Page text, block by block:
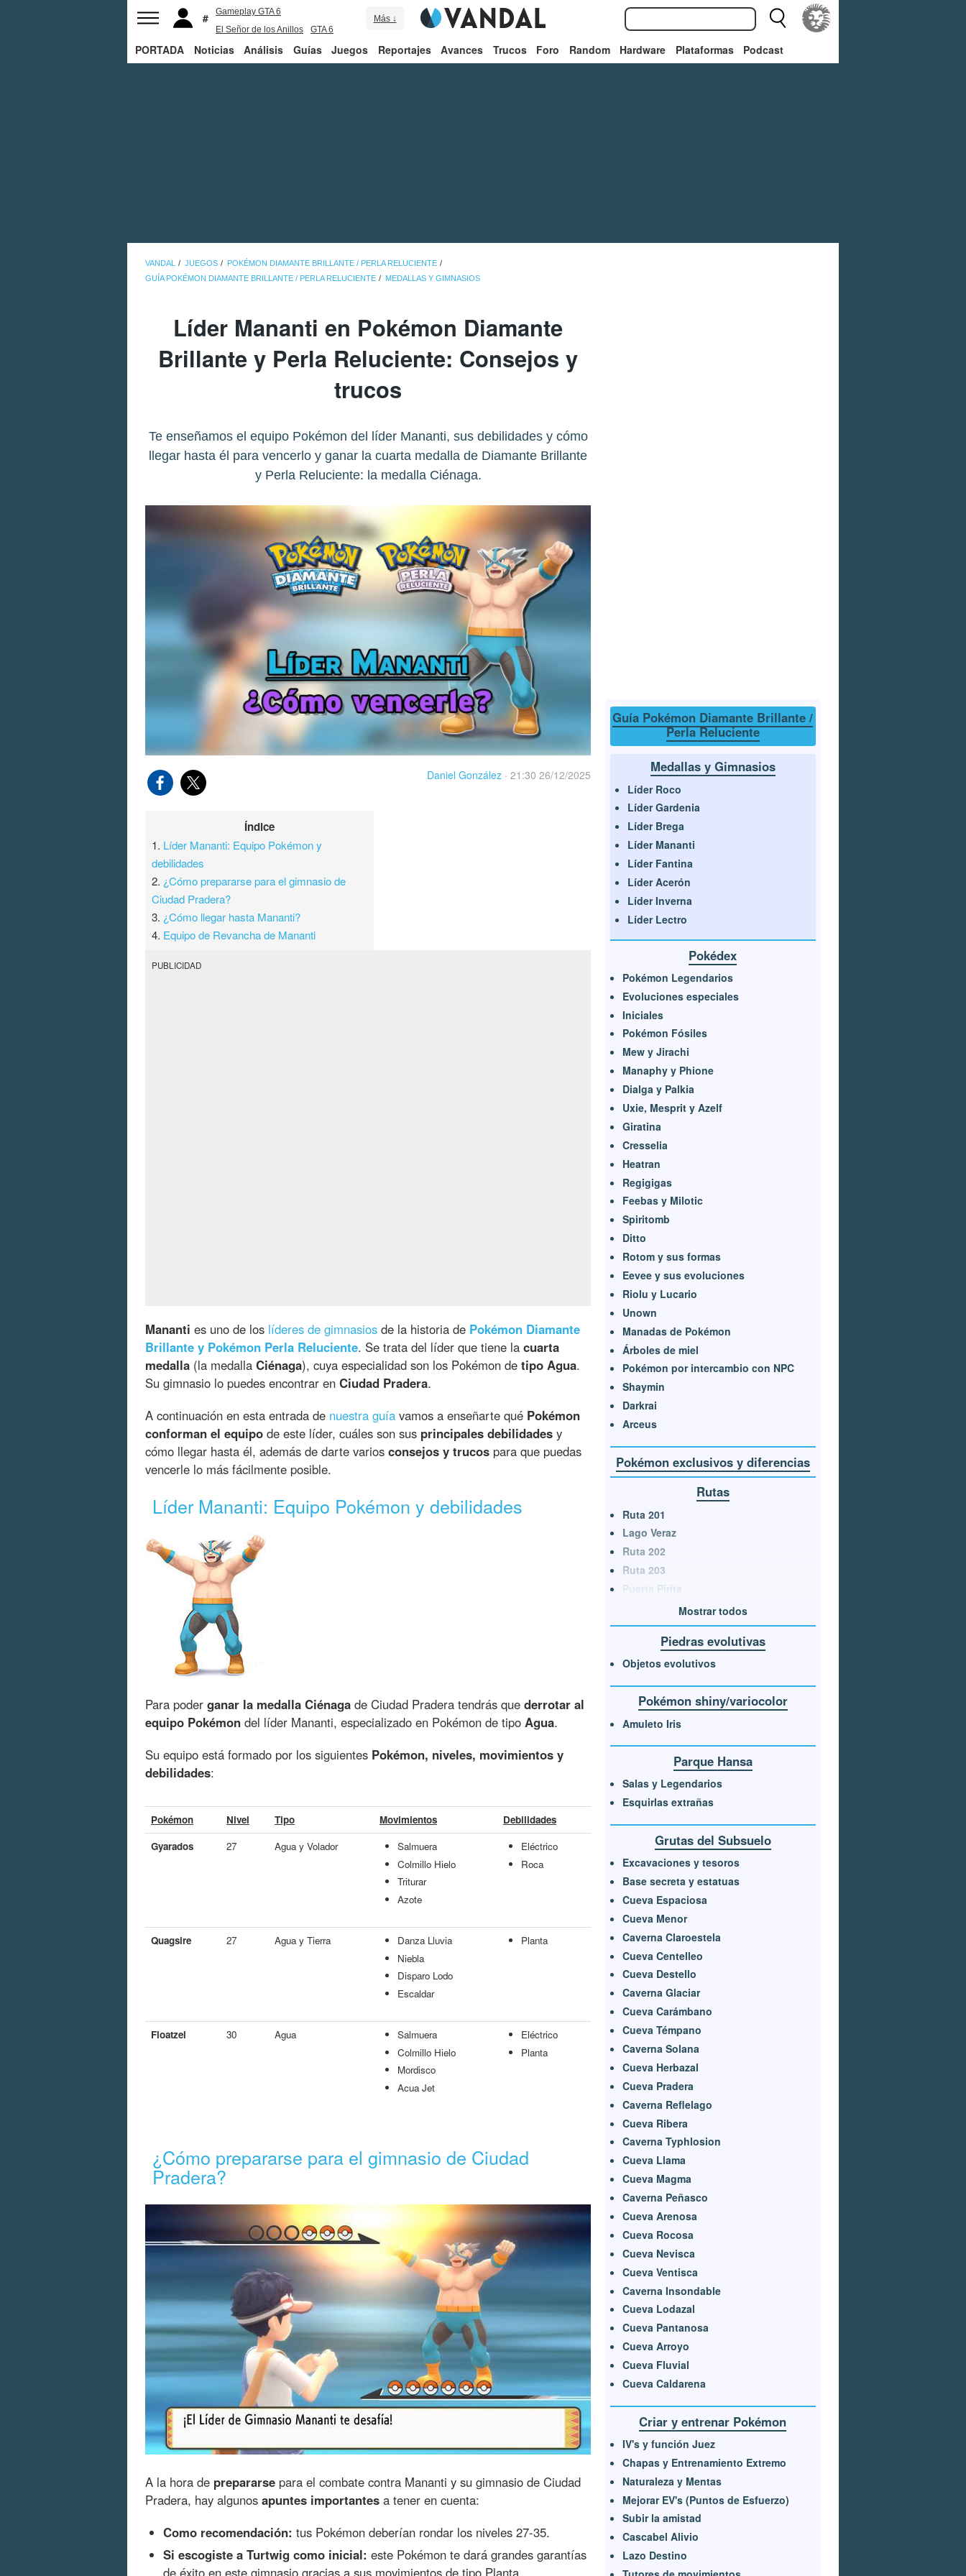
Gameplay GTA 6
El Señor de los Anillos
GTA 6
PS5
Más ↓
PORTADA Noticias Análisis Guías Juegos Reportajes Avances Trucos Foro Random Hardware Plataformas Podcast
VANDAL JUEGOS
POKÉMON DIAMANTE BRILLANTE / PERLA RELUCIENTE
GUÍA POKÉMON DIAMANTE BRILLANTE / PERLA RELUCIENTE
MEDALLAS Y GIMNASIOS
Líder Mananti en Pokémon Diamante
Brillante y Perla Reluciente: Consejos y
trucos
Te enseñamos el equipo Pokémon del líder Mananti, sus debilidades y cómo
llegar hasta él para vencerlo y ganar la cuarta medalla de Diamante Brillante
y Perla Reluciente: la medalla Ciénaga.
Daniel González · 21:30 26/12/2025
Índice
1. Líder Mananti: Equipo Pokémon y
debilidades
2. ¿Cómo prepararse para el gimnasio de
Ciudad Pradera?
3. ¿Cómo llegar hasta Mananti?
4. Equipo de Revancha de Mananti
PUBLICIDAD
Mananti es uno de los líderes de gimnasios de la historia de Pokémon Diamante
Brillante y Pokémon Perla Reluciente. Se trata del líder que tiene la cuarta
medalla (la medalla Ciénaga), cuya especialidad son los Pokémon de tipo Agua.
Su gimnasio lo puedes encontrar en Ciudad Pradera.
A continuación en esta entrada de nuestra guía vamos a enseñarte qué Pokémon
conforman el equipo de este líder, cuáles son sus principales debilidades y
cómo llegar hasta él, además de darte varios consejos y trucos para que puedas
vencerle lo más fácilmente posible.
Líder Mananti: Equipo Pokémon y debilidades
Para poder ganar la medalla Ciénaga de Ciudad Pradera tendrás que derrotar al
equipo Pokémon del líder Mananti, especializado en Pokémon de tipo Agua.
Su equipo está formado por los siguientes Pokémon, niveles, movimientos y
debilidades:
Pokémon Nivel Tipo Movimientos
Debilidades
Gyarados
27 Agua y Volador
Salmuera
Colmillo Hielo
Triturar
Azote
Eléctrico
Roca
Quagsire 27 Agua y Tierra
Danza Lluvia
Niebla
Disparo Lodo
Escaldar
Planta
Floatzel 30 Agua
Salmuera
Colmillo Hielo
Mordisco
Acua Jet
Eléctrico
Planta
¿Cómo prepararse para el gimnasio de Ciudad
Pradera?
A la hora de prepararse para el combate contra Mananti y su gimnasio de Ciudad
Pradera, hay algunos apuntes importantes a tener en cuenta:
Como recomendación: tus Pokémon deberían rondar los niveles 27-35.
Si escogiste a Turtwig como inicial: este Pokémon te dará grandes garantías
Guía Pokémon Diamante Brillante /
Perla Reluciente
Medallas y Gimnasios
Líder Roco
Líder Gardenia
Líder Brega
Líder Mananti
Líder Fantina
Líder Acerón
Líder Inverna
Líder Lectro
Pokédex
Pokémon Legendarios
Evoluciones especiales
Iniciales
Pokémon Fósiles
Mew y Jirachi
Manaphy y Phione
Dialga y Palkia
Uxie, Mesprit y Azelf
Giratina
Cresselia
Heatran
Regigigas
Feebas y Milotic
Spiritomb
Ditto
Rotom y sus formas
Eevee y sus evoluciones
Riolu y Lucario
Unown
Manadas de Pokémon
Árboles de miel
Pokémon por intercambio con NPC
Shaymin
Darkrai
Arceus
Pokémon exclusivos y diferencias
Rutas
Ruta 201
Lago Veraz
Ruta 202
Ruta 203
Puerta Pirita
Mostrar todos
Piedras evolutivas
Objetos evolutivos
Pokémon shiny/variocolor
Amuleto Iris
Parque Hansa
Salas y Legendarios
Esquirlas extrañas
Grutas del Subsuelo
Excavaciones y tesoros
Base secreta y estatuas
Cueva Espaciosa
Cueva Menor
Caverna Claroestela
Cueva Centelleo
Cueva Destello
Caverna Glaciar
Cueva Carámbano
Cueva Témpano
Caverna Solana
Cueva Herbazal
Cueva Pradera
Caverna Reflelago
Cueva Ribera
Caverna Typhlosion
Cueva Llama
Cueva Magma
Caverna Peñasco
Cueva Arenosa
Cueva Rocosa
Cueva Nevisca
Cueva Ventisca
Caverna Insondable
Cueva Lodazal
Cueva Pantanosa
Cueva Arroyo
Cueva Fluvial
Cueva Caldarena
Criar y entrenar Pokémon
IV's y función Juez
Chapas y Entrenamiento Extremo
Naturaleza y Mentas
Mejorar EV's (Puntos de Esfuerzo)
Subir la amistad
Cascabel Alivio
Lazo Destino